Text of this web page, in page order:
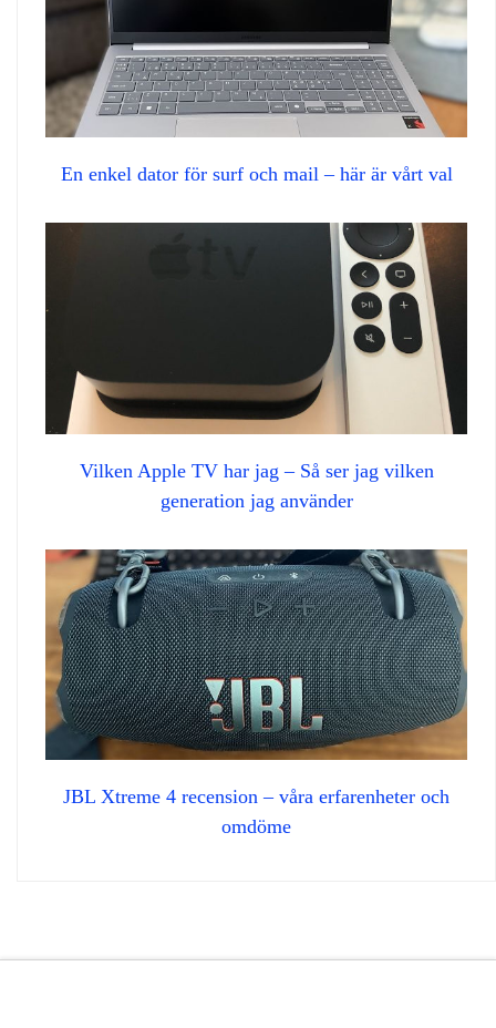
En enkel dator för surf och mail – här är vårt val
Vilken Apple TV har jag – Så ser jag vilken
generation jag använder
JBL Xtreme 4 recension – våra erfarenheter och
omdöme